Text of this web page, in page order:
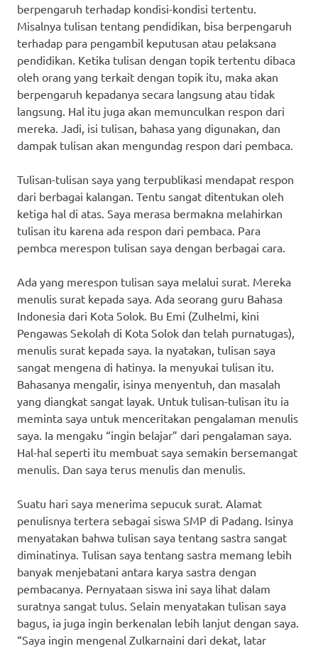
berpengaruh terhadap kondisi-kondisi tertentu.
Misalnya tulisan tentang pendidikan, bisa berpengaruh
terhadap para pengambil keputusan atau pelaksana
pendidikan. Ketika tulisan dengan topik tertentu dibaca
oleh orang yang terkait dengan topik itu, maka akan
berpengaruh kepadanya secara langsung atau tidak
langsung. Hal itu juga akan memunculkan respon dari
mereka. Jadi, isi tulisan, bahasa yang digunakan, dan
dampak tulisan akan mengundag respon dari pembaca.
Tulisan-tulisan saya yang terpublikasi mendapat respon
dari berbagai kalangan. Tentu sangat ditentukan oleh
ketiga hal di atas. Saya merasa bermakna melahirkan
tulisan itu karena ada respon dari pembaca. Para
pembca merespon tulisan saya dengan berbagai cara.
Ada yang merespon tulisan saya melalui surat. Mereka
menulis surat kepada saya. Ada seorang guru Bahasa
Indonesia dari Kota Solok. Bu Emi (Zulhelmi, kini
Pengawas Sekolah di Kota Solok dan telah purnatugas),
menulis surat kepada saya. Ia nyatakan, tulisan saya
sangat mengena di hatinya. Ia menyukai tulisan itu.
Bahasanya mengalir, isinya menyentuh, dan masalah
yang diangkat sangat layak. Untuk tulisan-tulisan itu ia
meminta saya untuk menceritakan pengalaman menulis
saya. Ia mengaku “ingin belajar” dari pengalaman saya.
Hal-hal seperti itu membuat saya semakin bersemangat
menulis. Dan saya terus menulis dan menulis.
Suatu hari saya menerima sepucuk surat. Alamat
penulisnya tertera sebagai siswa SMP di Padang. Isinya
menyatakan bahwa tulisan saya tentang sastra sangat
diminatinya. Tulisan saya tentang sastra memang lebih
banyak menjebatani antara karya sastra dengan
pembacanya. Pernyataan siswa ini saya lihat dalam
suratnya sangat tulus. Selain menyatakan tulisan saya
bagus, ia juga ingin berkenalan lebih lanjut dengan saya.
“Saya ingin mengenal Zulkarnaini dari dekat, latar